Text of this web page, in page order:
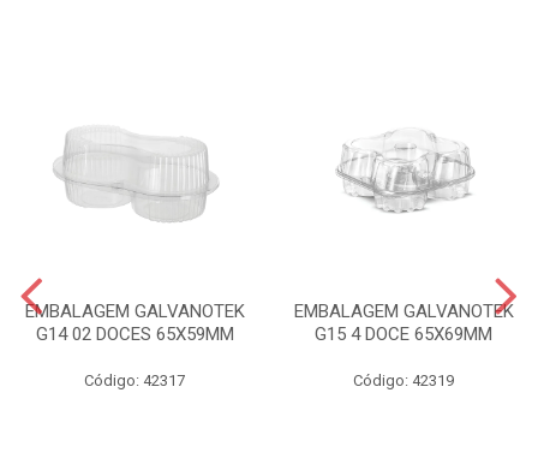
EMBALAGEM GALVANOTEK
G14 02 DOCES 65X59MM
Código: 42317
EMBALAGEM GALVANOTEK
G15 4 DOCE 65X69MM
Código: 42319